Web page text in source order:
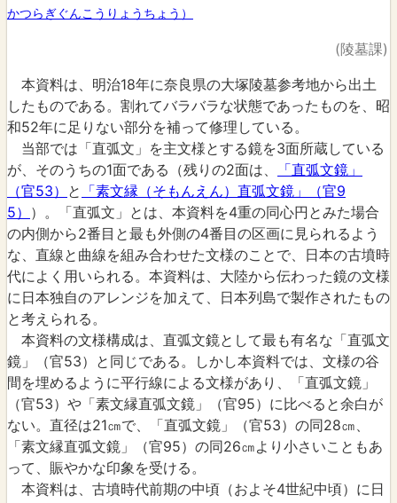
かつらぎぐんこうりょうちょう）
(陵墓課)
本資料は、明治18年に奈良県の大塚陵墓参考地から出土
したものである。割れてバラバラな状態であったものを、昭
和52年に足りない部分を補って修理している。
当部では「直弧文」を主文様とする鏡を3面所蔵している
が、そのうちの1面である（残りの2面は、
「直弧文鏡」
（官53） と 「素文縁（そもんえん）直弧文鏡」（官9
5） ）。「直弧文」とは、本資料を4重の同心円とみた場合
の内側から2番目と最も外側の4番目の区画に見られるよう
な、直線と曲線を組み合わせた文様のことで、日本の古墳時
代によく用いられる。本資料は、大陸から伝わった鏡の文様
に日本独自のアレンジを加えて、日本列島で製作されたもの
と考えられる。
本資料の文様構成は、直弧文鏡として最も有名な「直弧文
鏡」（官53）と同じである。しかし本資料では、文様の谷
間を埋めるように平行線による文様があり、「直弧文鏡」
（官53）や「素文縁直弧文鏡」（官95）に比べると余白が
ない。直径は21㎝で、「直弧文鏡」（官53）の同28㎝、
「素文縁直弧文鏡」（官95）の同26㎝より小さいこともあ
って、賑やかな印象を受ける。
本資料は、古墳時代前期の中頃（およそ4世紀中頃）に日